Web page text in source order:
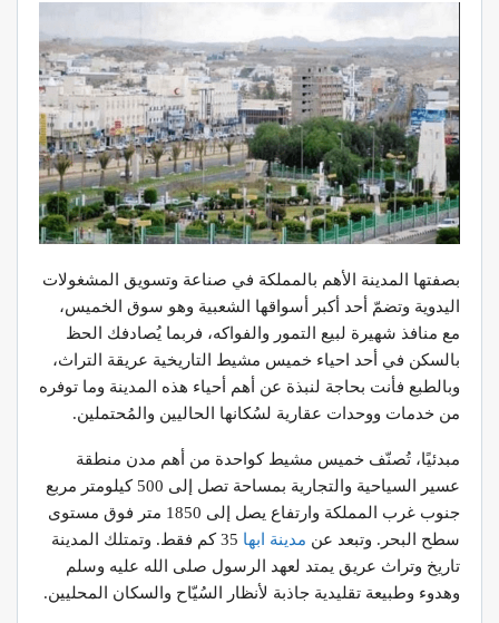
بصفتها المدينة الأهم بالمملكة في صناعة وتسويق المشغولات
اليدوية وتضمّ أحد أكبر أسواقها الشعبية وهو سوق الخميس،
مع منافذ شهيرة لبيع التمور والفواكه، فربما يُصادفك الحظ
بالسكن في أحد احياء خميس مشيط التاريخية عريقة التراث،
وبالطبع فأنت بحاجة لنبذة عن أهم أحياء هذه المدينة وما توفره
من خدمات ووحدات عقارية لسُكانها الحاليين والمُحتملين.
مبدئيًا، تُصنّف خميس مشيط كواحدة من أهم مدن منطقة
عسير السياحية والتجارية بمساحة تصل إلى 500 كيلومتر مربع
جنوب غرب المملكة وارتفاع يصل إلى 1850 متر فوق مستوى
سطح البحر. وتبعد عن مدينة ابها
35 كم فقط. وتمتلك المدينة
تاريخ وتراث عريق يمتد لعهد الرسول صلى الله عليه وسلم
وهدوء وطبيعة تقليدية جاذبة لأنظار السُيّاح والسكان المحليين.